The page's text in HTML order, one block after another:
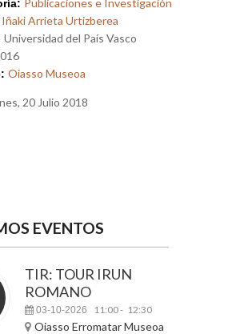
Publicaciones e Investigación
Iñaki Arrieta Urtizberea
Universidad del País Vasco
Oiasso Museoa
20 Julio 2018
EVENTOS
TIR: TOUR IRUN
ROMANO
03-10-2026 11:00- 12:30
Oiasso Erromatar Museoa